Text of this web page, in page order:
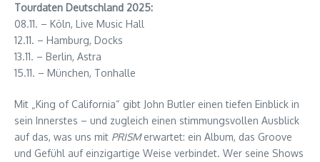
Tourdaten Deutschland 2025:
08.11. – Köln, Live Music Hall
12.11. – Hamburg, Docks
13.11. – Berlin, Astra
15.11. – München, Tonhalle
Mit „King of California“ gibt John Butler einen tiefen Einblick in
sein Innerstes – und zugleich einen stimmungsvollen Ausblick
auf das, was uns mit PRISMerwartet: ein Album, das Groove
und Gefühl auf einzigartige Weise verbindet. Wer seine Shows